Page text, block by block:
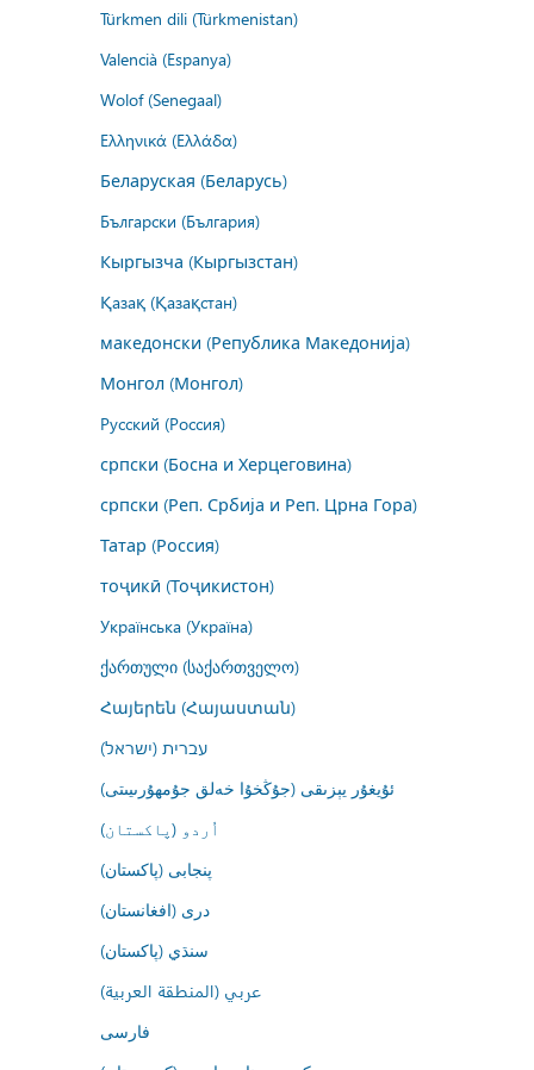
Türkmen dili (Türkmenistan)
Valencià (Espanya)
Wolof (Senegaal)
Ελληνικά (Ελλάδα)
Беларуская (Беларусь)
Български (България)
Кыргызча (Кыргызстан)
Қазақ (Қазақстан)
македонски (Република Македонија)
Монгол (Монгол)
Русский (Россия)
српски (Босна и Херцеговина)
српски (Реп. Србија и Реп. Црна Гора)
Татар (Россия)
тоҷикӣ (Тоҷикистон)
Українська (Україна)
ქართული (საქართველო)
Հայերեն (Հայաստան)
עברית (ישראל)
ئۇيغۇر يېزىقى (جۇڭخۇا خەلق جۇمھۇرىيىتى)
اُردو (پاکستان)
پنجابی (پاکستان)
درى (افغانستان)
سنڌي (پاکستان)
عربي (المنطقة العربية)
فارسى